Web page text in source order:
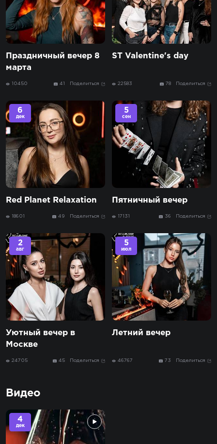
Праздничный вечер 8
марта
10450 41 Поделиться
ST Valentine's day
22583 78 Поделиться
6
дек
Red Planet Relaxation
18601 49 Поделиться
5
сен
Пятничный вечер
17131 36 Поделиться
2
авг
Уютный вечер в
Москве
24705 45 Поделиться
5
июл
Летний вечер
46767 73 Поделиться
Видео
4
дек